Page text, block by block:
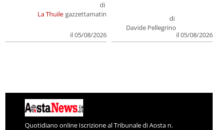
La Thuile
di
gazzettamatin
il 05/08/2026
di
Davide Pellegrino
il 05/08/2026
Quotidiano online Iscrizione al Tribunale di Aosta n.